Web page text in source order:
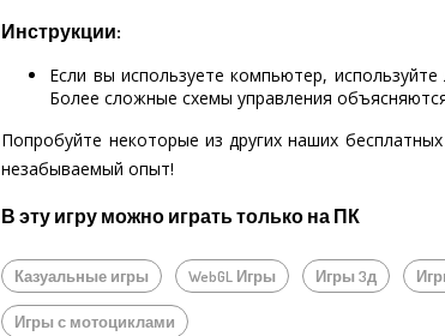
Инструкции:
Если вы используете компьютер,
Более сложные схемы управления
Попробуйте некоторые из других наших
незабываемый опыт!
В эту игру можно играть только на ПК
Казуальные игры WebGL Игры Игры 3д
Игры с мотоциклами